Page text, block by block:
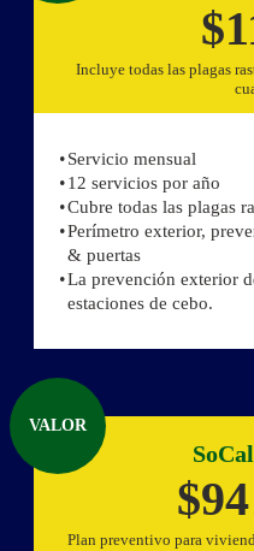
Incluye todas las plagas
Servicio mensual
12 servicios por año
Cubre todas las plagas
Perímetro exterior,
& puertas
La prevención exterior
estaciones de cebo.
VALOR
$94
Plan preventivo para